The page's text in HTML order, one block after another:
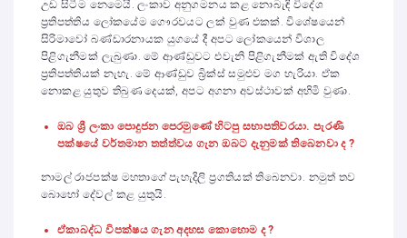
උඩ සිටීම නෙමෙයි. ලංකාව අනුගමනය කළ නොබැඳි විදේශ
ප්‍රතිපත්තිය ලෝකයේම ගෞරවයට ලක් වුණ එකක්. විශේෂයෙන්
සිරිමාවෝ බණ්ඩාරනායක යුගයේ දී අපට ලෝකයෙන් විශාල
පිළිගැනීමක් ලැබුණා. මේ ආණ්ඩුවට එවැනි පිළිගැනීමක් ඇති විදේශ
ප්‍රතිපත්තියක් නැහැ. මේ ආණ්ඩුව බ්‍රික්ස් සමුළුව මග හැරියා. ඒක
නොකළ යුතුව තිබුණ දෙයක්, අපට අගනා අවස්ථාවක් අහිමි වුණා.
ඔබ ශ්‍රී ලංකා පොදුජන පෙරමුණේ හිටපු සභාපතිවරයා. පැරණි
පක්ෂයේ වර්තමාන තත්ත්වය ගැන ඔබට දැනුමක් තිබෙනවා ද ?
නාමල් රාජපක්ෂ මහතාගේ පැහැදිලි ප්‍රගතියක් තිබෙනවා. නමුත් තව
බොහෝ දේවල් කළ යුතුයි.
ඒකාබද්ධ විපක්ෂය ගැන අදහස කොහොම ද ?